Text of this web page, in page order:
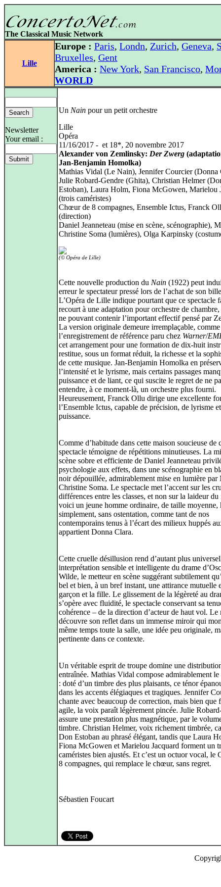
The Classical Music Network
Lille
Europe : Paris, Londn, Zurich, Geneva,
Bruxelles, Gent
America : New York, San Francisco,
WORLD
Newsletter
Your email :
Un Nain pour un petit orchestre
Lille
Opéra
11/16/2017 - et 18*, 20 novembre 2017
Alexander von Zemlinsky: Der Zwerg
Jan-Benjamin Homolka)
Mathias Vidal (Le Nain), Jennifer Courcier (Donna
Julie Robard-Gendre (Ghita), Christian Helmer
Estoban), Laura Holm, Fiona McGowen, Marielou
(trois caméristes)
Chœur de 8 compagnes, Ensemble Ictus, Franck
(direction)
Daniel Jeanneteau (mise en scène, scénographie),
Christine Soma (lumières), Olga Karpinsky
(© Opéra de Lille)
Cette nouvelle production du Nain (1922) peut
erreur le spectateur pressé lors de l’achat de son
L’Opéra de Lille indique pourtant que ce spectacle
recourt à une adaptation pour orchestre de chambre,
ne pouvant contenir l’important effectif pensé par
La version originale demeure irremplaçable, comme
l’enregistrement de référence paru chez Warner/EMI
cet arrangement pour une formation de dix-huit
restitue, sous un format réduit, la richesse et la
de cette musique. Jan-Benjamin Homolka en
l’intensité et le lyrisme, mais certains passages
puissance et de liant, ce qui suscite le regret de ne
entendre, à ce moment-là, un orchestre plus fourni.
Heureusement, Franck Ollu dirige une excellente
l’Ensemble Ictus, capable de précision, de lyrisme
puissance.
Comme d’habitude dans cette maison soucieuse de
spectacle témoigne de répétitions minutieuses. La
scène sobre et efficiente de Daniel Jeanneteau
psychologie aux effets, dans une scénographie en
noir dépouillée, admirablement mise en lumière par
Christine Soma. Le spectacle met l’accent sur les
différences entre les classes, et non sur la laideur du
voici un jeune homme ordinaire, de taille moyenne,
simplement, sans ostentation, comme tant de nos
contemporains tenus à l’écart des milieux huppés
appartient Donna Clara.
Cette cruelle désillusion rend d’autant plus
interprétation sensible et intelligente du drame
Wilde, le metteur en scène suggérant subtilement
bel et bien, à un bref instant, une attirance mutuelle
garçon et la fille. Le glissement de la légèreté au
s’opère avec fluidité, le spectacle conservant sa
cohérence – de la direction d’acteur de haut vol. Le
découvre son reflet dans un immense miroir qui
même temps toute la salle, une idée peu originale,
pertinente dans ce contexte.
Un véritable esprit de troupe domine une
entraînée. Mathias Vidal compose admirablement
: doté d’un timbre des plus plaisants, ce ténor
dans les accents élégiaques et tragiques. Jennifer
chante avec beaucoup de correction, mais bien que
agile, la voix paraît légèrement pincée. Julie
assure une prestation plus magnétique, par le
timbre. Christian Helmer, voix richement timbrée,
Don Estoban au phrasé élégant, tandis que Laura
Fiona McGowen et Marielou Jacquard forment un
caméristes bien ajustés. Et c’est un octuor vocal, le
8 compagnes, qui remplace le chœur, sans regret.
Sébastien Foucart